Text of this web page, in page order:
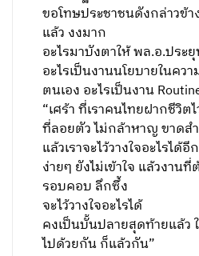
ขอโทษประชาชนดังกล่าวข้
แล้ว งงมาก
อะไรมาบังตาให้ พล.อ.ประ
อะไรเป็นงานนโยบายในคว
ตนเอง อะไรเป็นงาน
“เศร้า ที่เราคนไทยฝากชีวิ
ที่ลอยตัว ไม่กล้าหาญ ขาด
แล้วเราจะไว้วางใจอะไรไ
ง่ายๆ ยังไม่เข้าใจ แล้วงาน
รอบคอบ ลึกซึ้ง
จะไว้วางใจอะไรได้
คงเป็นบั้นปลายสุดท้ายแล้ว
ไปด้วยกัน ก็แล้วกัน”